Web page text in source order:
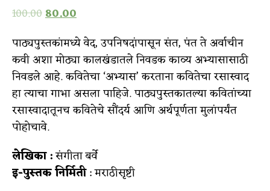
100.0080.00
पाठ्यपुस्तकांमध्ये वेद, उपनिषदांपासून संत, पंत ते अर्वाचीन
कवी अशा मोठ्या कालखंडातले निवडक काव्य अभ्यासासाठी
निवडले आहे. कवितेचा ‘अभ्यास’ करताना कवितेचा रसास्वाद
हा त्याचा गाभा असला पाहिजे. पाठ्यपुस्तकातल्या कवितांच्या
रसास्वादातूनच कवितेचे सौंदर्य आणि अर्थपूर्णता मुलांपर्यंत
पोहोचावे.
लेखिका :संगीता बर्वे
इ-पुस्तक निर्मिती: मराठीसृष्टी